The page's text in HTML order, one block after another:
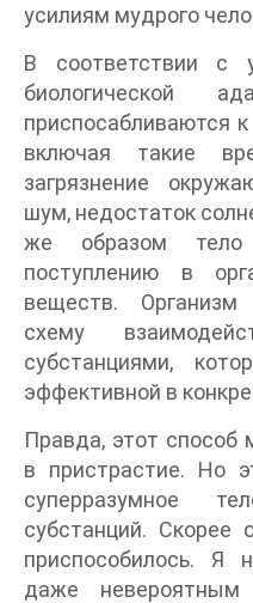
усилиям мудрого
В соответствии с
биологической
приспосабливаются
включая такие
загрязнение
шум, недостаток
же образом тело
поступлению в
веществ.
схему
субстанциями,
эффективной в
Правда, этот способ
в пристрастие. Но
суперразумное
субстанций. Скорее
приспособилось. Я
даже невероятным